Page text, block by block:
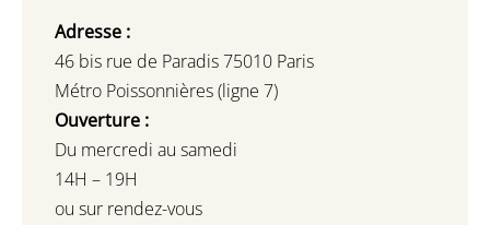
Adresse :
46 bis rue de Paradis 75010 Paris
Métro Poissonnières (ligne 7)
Ouverture :
Du mercredi au samedi
14H – 19H
ou sur rendez-vous